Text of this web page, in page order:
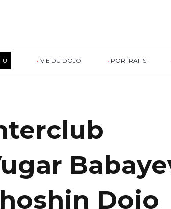
VIE DU DOJO PORTRAITS
Dojo